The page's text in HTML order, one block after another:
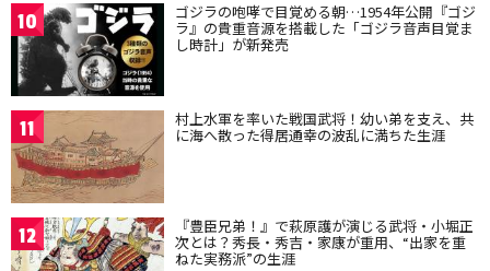
10 ゴジラの咆哮で目覚める朝…1954年公開『ゴジ
ラ』の貴重音源を搭載した「ゴジラ音声目覚ま
し時計」が新発売
11 村上水軍を率いた戦国武将！幼い弟を支え、共
に海へ散った得居通幸の波乱に満ちた生涯
12 『豊臣兄弟！』で萩原護が演じる武将・小堀正
次とは？秀長・秀吉・家康が重用、“出家を重
ねた実務派”の生涯